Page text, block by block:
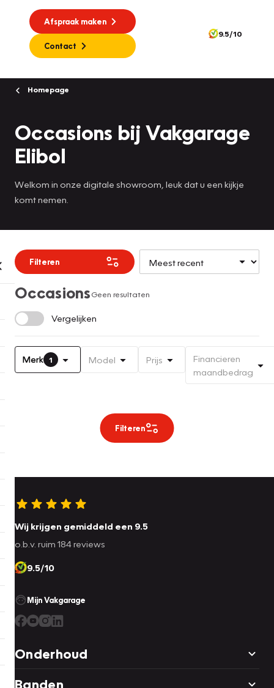
Afspraak maken
Contact
9.5/10
Homepage
Occasions bij Vakgarage
Elibol
Welkom in onze digitale showroom, leuk dat u een kijkje
komt nemen.
Filteren
OccasionsGeen resultaten
Vergelijken
Merk 1 Model Prijs
Financieren
maandbedrag
Filteren
Wij krijgen gemiddeld een 9.5
o.b.v. ruim 184 reviews
9.5/10
Mijn Vakgarage
Onderhoud
Banden